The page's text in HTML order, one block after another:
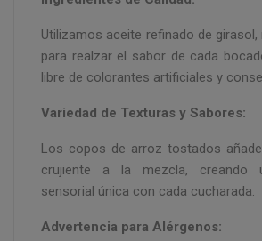
Utilizamos aceite refinado de
para realzar el sabor de cada
libre de colorantes artificiales y
Variedad de Texturas y Sabores:
Los copos de arroz tostados
crujiente a la mezcla, creando
sensorial única con cada cucharada.
Advertencia para Alérgenos: